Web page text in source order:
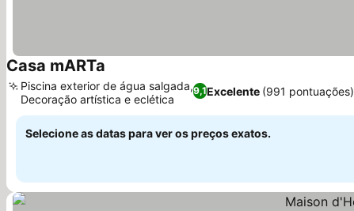
Casa mARTa
9,1Excelente (991 pontuações)
Piscina exterior de água salgada,
Decoração artística e eclética
Selecione as datas para ver os preços exatos.